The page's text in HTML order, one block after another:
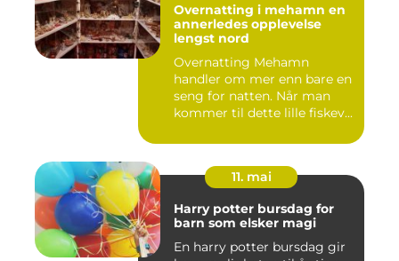
Overnatting i mehamn en
annerledes opplevelse
lengst nord
Overnatting Mehamn
handler om mer enn bare en
seng for natten. Når man
kommer til dette lille fiskev...
11. mai
Harry potter bursdag for
barn som elsker magi
En harry potter bursdag gir